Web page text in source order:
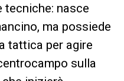
nasce
ma possiede
tattica per agire
sulla